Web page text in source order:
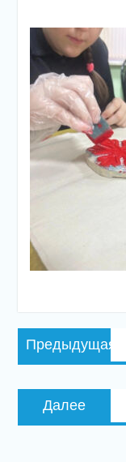
Навигация
по
Предыдущая
Далее